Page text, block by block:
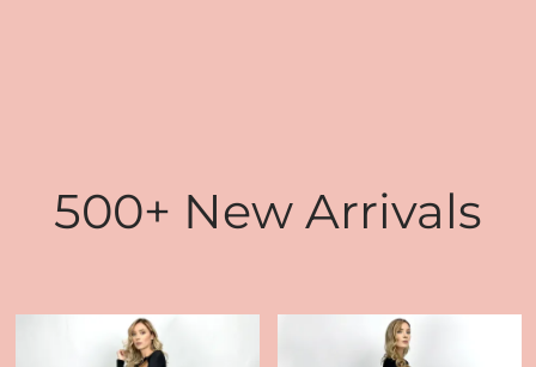
500+ New Arrivals